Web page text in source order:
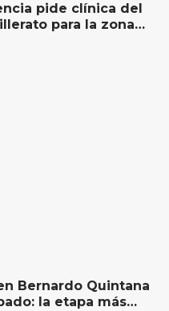
pide clínica del
para la zona
Juan del Río
Bernardo Quintana
la etapa más